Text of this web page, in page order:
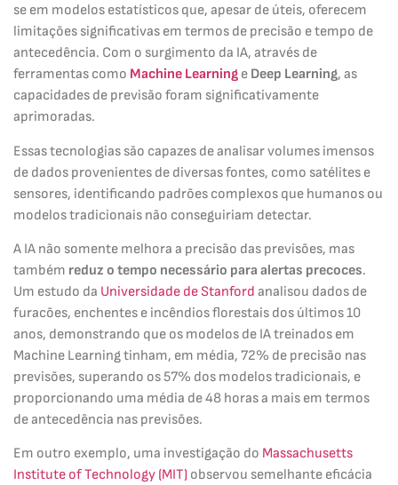
se em modelos estatísticos que, apesar de úteis, oferecem
limitações significativas em termos de precisão e tempo de
antecedência. Com o surgimento da IA, através de
ferramentas como Machine Learning e Deep Learning, as
capacidades de previsão foram significativamente
aprimoradas.
Essas tecnologias são capazes de analisar volumes imensos
de dados provenientes de diversas fontes, como satélites e
sensores, identificando padrões complexos que humanos ou
modelos tradicionais não conseguiriam detectar.
A IA não somente melhora a precisão das previsões, mas
também reduz o tempo necessário para alertas precoces.
Um estudo da Universidade de Stanford analisou dados de
furacões, enchentes e incêndios florestais dos últimos 10
anos, demonstrando que os modelos de IA treinados em
Machine Learning tinham, em média, 72% de precisão nas
previsões, superando os 57% dos modelos tradicionais, e
proporcionando uma média de 48 horas a mais em termos
de antecedência nas previsões.
Em outro exemplo, uma investigação do Massachusetts
Institute of Technology (MIT) observou semelhante eficácia